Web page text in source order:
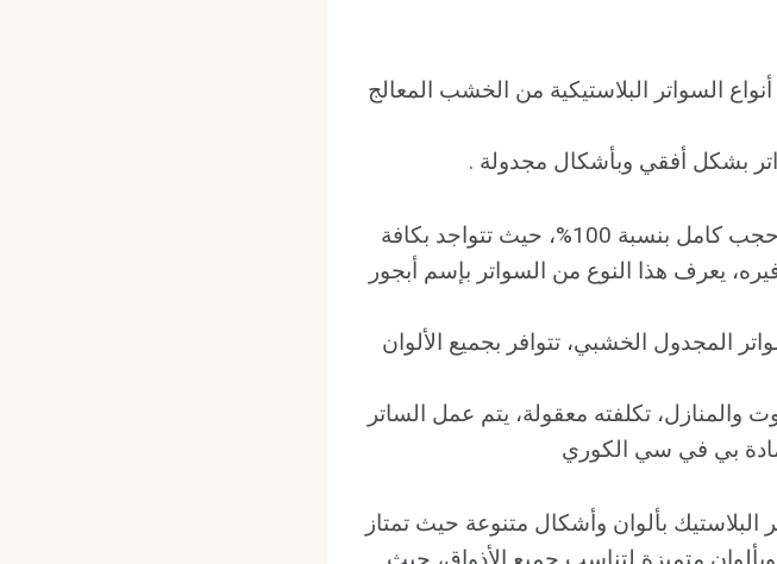
السواتر البلاستيكية من الخشب المعالج
بشكل أفقي وبأشكال مجدولة .
حجب كامل بنسبة 100%، حيث تتواجد بكافة
يعرف هذا النوع من السواتر بإسم أبجور
المجدول الخشبي، تتوافر بجميع الألوان
والمنازل، تكلفته معقولة، يتم عمل الساتر
مادة بي في سي الكوري
البلاستيك بألوان وأشكال متنوعة حيث تمتاز
متميزة لتناسب جميع الأذواق، حيث